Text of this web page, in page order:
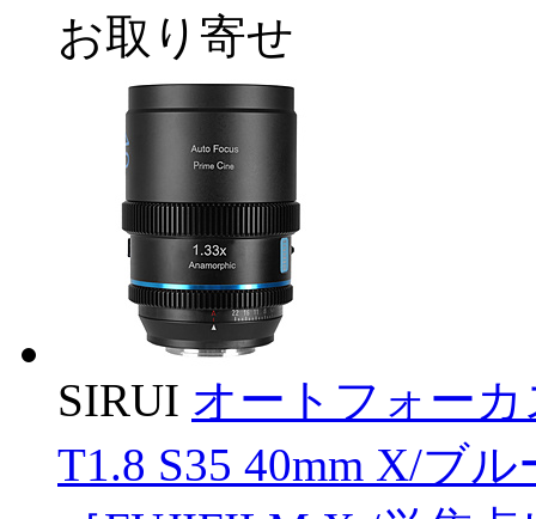
お取り寄せ
SIRUI オートフォー
T1.8 S35 40mm X/ブ